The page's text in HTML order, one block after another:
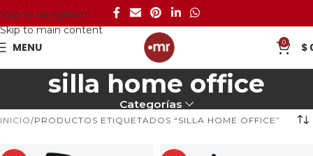
Skip to navigation
Skip to main content
MENU 0 $
silla home office
Categorías
INICIO PRODUCTOS ETIQUETADOS “SILLA HOME OFFICE”